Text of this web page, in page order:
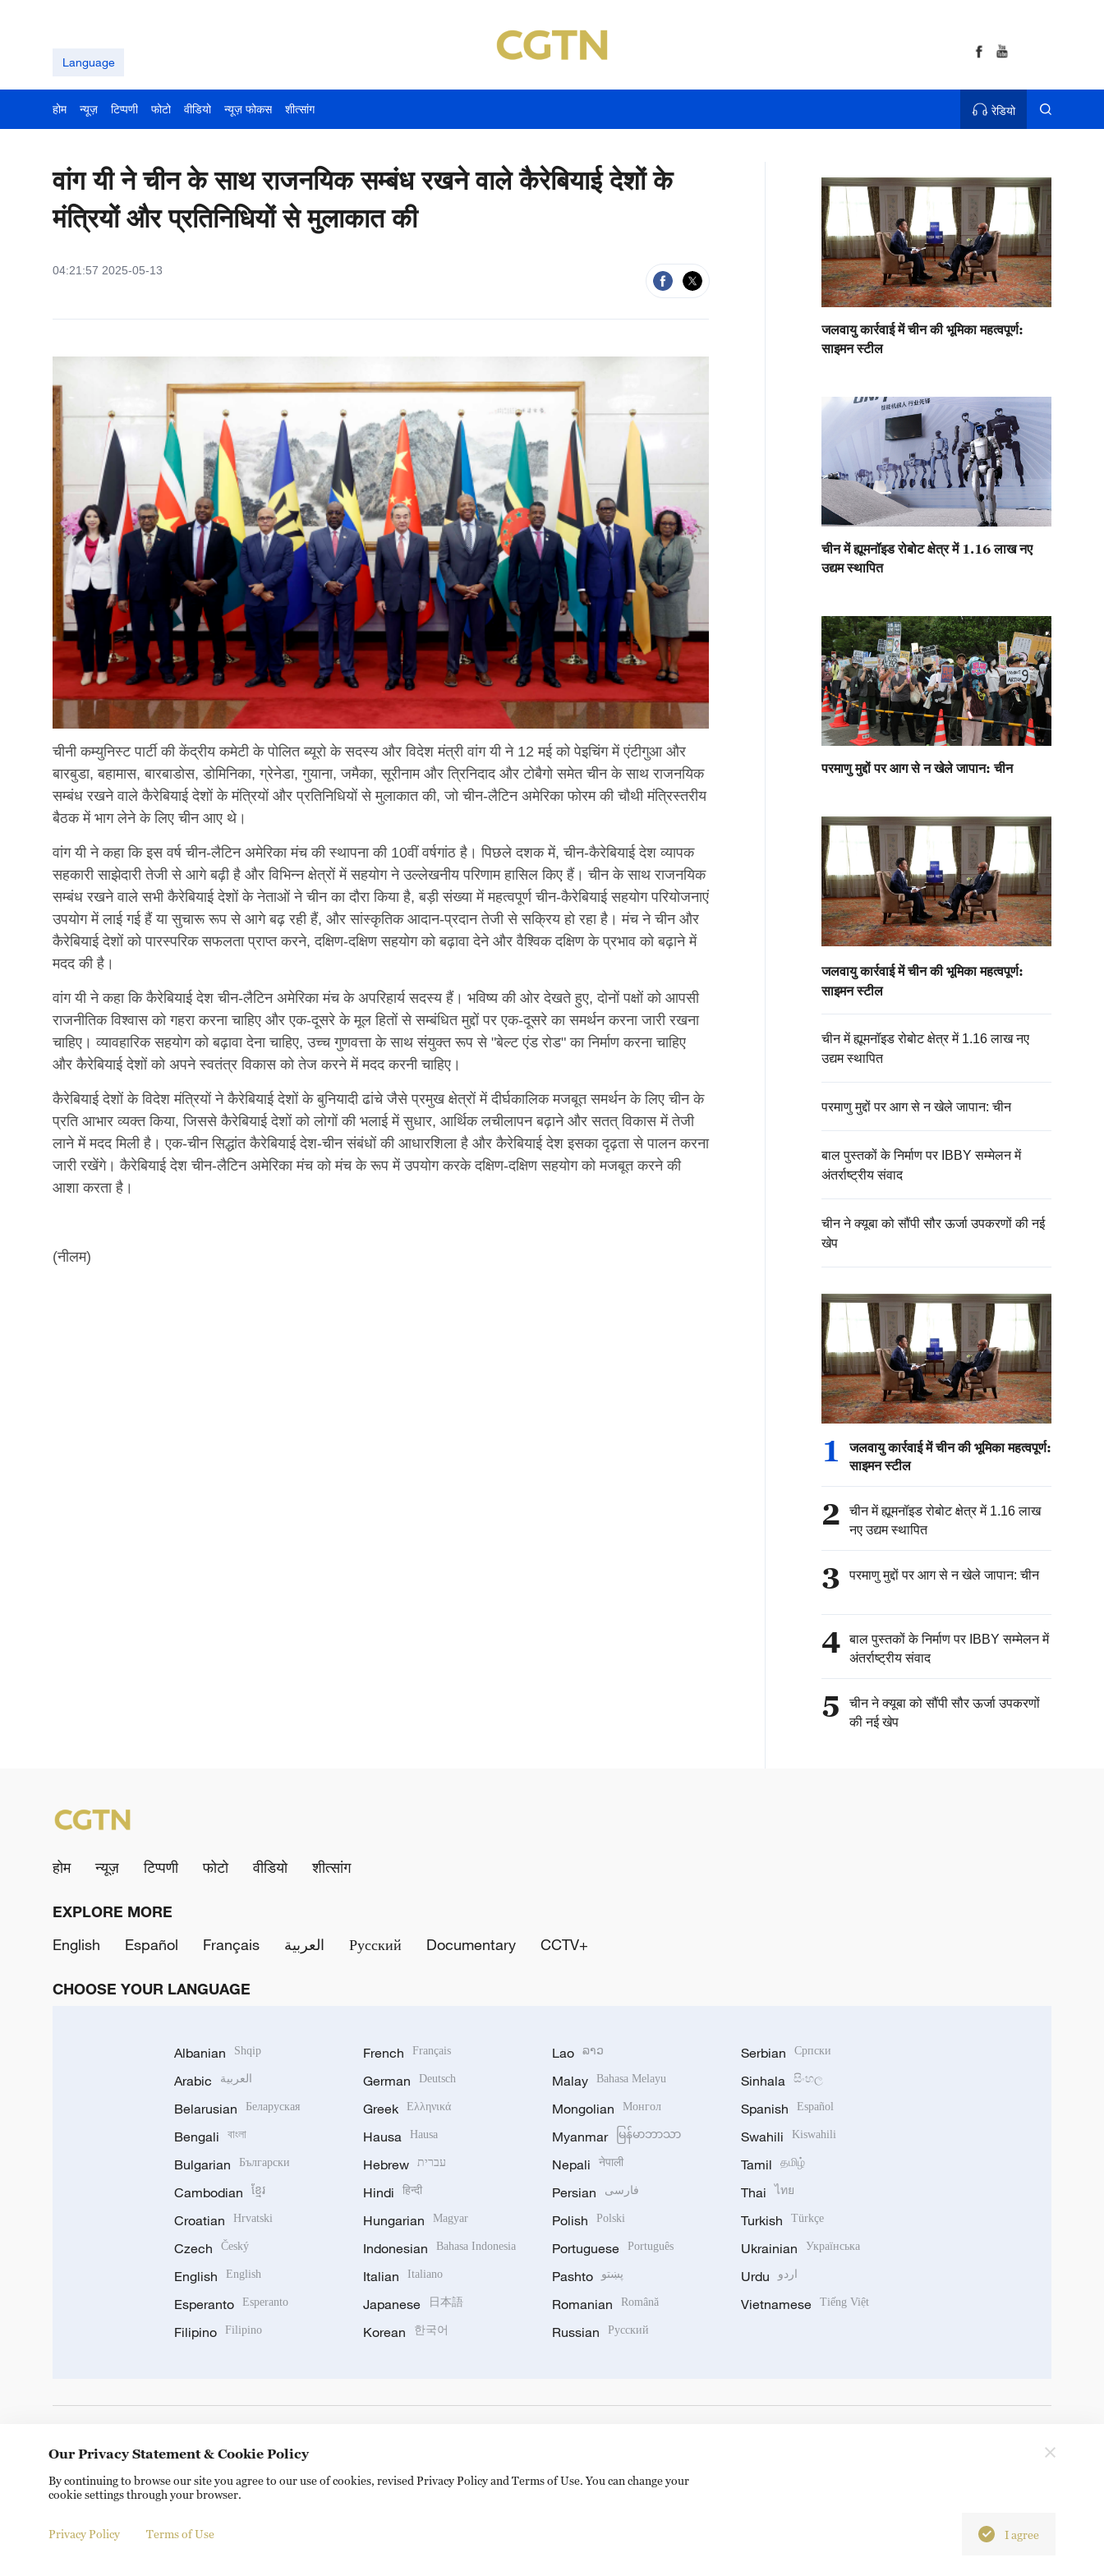
Language
होम न्यूज़ टिप्पणी फोटो वीडियो न्यूज़ फोकस शीत्सांग रेडियो
वांग यी ने चीन के साथ राजनयिक सम्बंध रखने वाले कैरेबियाई देशों के
मंत्रियों और प्रतिनिधियों से मुलाकात की
04:21:57 2025-05-13
चीनी कम्युनिस्ट पार्टी की केंद्रीय कमेटी के पोलित ब्यूरो के सदस्य और विदेश मंत्री वांग यी ने 12 मई को पेइचिंग में एंटीगुआ और
बारबुडा, बहामास, बारबाडोस, डोमिनिका, ग्रेनेडा, गुयाना, जमैका, सूरीनाम और त्रिनिदाद और टोबैगो समेत चीन के साथ राजनयिक
सम्बंध रखने वाले कैरेबियाई देशों के मंत्रियों और प्रतिनिधियों से मुलाकात की, जो चीन-लैटिन अमेरिका फोरम की चौथी मंत्रिस्तरीय
बैठक में भाग लेने के लिए चीन आए थे।
वांग यी ने कहा कि इस वर्ष चीन-लैटिन अमेरिका मंच की स्थापना की 10वीं वर्षगांठ है। पिछले दशक में, चीन-कैरेबियाई देश व्यापक
सहकारी साझेदारी तेजी से आगे बढ़ी है और विभिन्न क्षेत्रों में सहयोग ने उल्लेखनीय परिणाम हासिल किए हैं। चीन के साथ राजनयिक
सम्बंध रखने वाले सभी कैरेबियाई देशों के नेताओं ने चीन का दौरा किया है, बड़ी संख्या में महत्वपूर्ण चीन-कैरेबियाई सहयोग परियोजनाएं
उपयोग में लाई गई हैं या सुचारू रूप से आगे बढ़ रही हैं, और सांस्कृतिक आदान-प्रदान तेजी से सक्रिय हो रहा है। मंच ने चीन और
कैरेबियाई देशों को पारस्परिक सफलता प्राप्त करने, दक्षिण-दक्षिण सहयोग को बढ़ावा देने और वैश्विक दक्षिण के प्रभाव को बढ़ाने में
मदद की है।
वांग यी ने कहा कि कैरेबियाई देश चीन-लैटिन अमेरिका मंच के अपरिहार्य सदस्य हैं। भविष्य की ओर देखते हुए, दोनों पक्षों को आपसी
राजनीतिक विश्वास को गहरा करना चाहिए और एक-दूसरे के मूल हितों से सम्बंधित मुद्दों पर एक-दूसरे का समर्थन करना जारी रखना
चाहिए। व्यावहारिक सहयोग को बढ़ावा देना चाहिए, उच्च गुणवत्ता के साथ संयुक्त रूप से "बेल्ट एंड रोड" का निर्माण करना चाहिए
और कैरेबियाई देशों को अपने स्वतंत्र विकास को तेज करने में मदद करनी चाहिए।
कैरेबियाई देशों के विदेश मंत्रियों ने कैरेबियाई देशों के बुनियादी ढांचे जैसे प्रमुख क्षेत्रों में दीर्घकालिक मजबूत समर्थन के लिए चीन के
प्रति आभार व्यक्त किया, जिससे कैरेबियाई देशों को लोगों की भलाई में सुधार, आर्थिक लचीलापन बढ़ाने और सतत् विकास में तेजी
लाने में मदद मिली है। एक-चीन सिद्धांत कैरेबियाई देश-चीन संबंधों की आधारशिला है और कैरेबियाई देश इसका दृढ़ता से पालन करना
जारी रखेंगे। कैरेबियाई देश चीन-लैटिन अमेरिका मंच को मंच के रूप में उपयोग करके दक्षिण-दक्षिण सहयोग को मजबूत करने की
आशा करता है।
(नीलम)
जलवायु कार्रवाई में चीन की भूमिका महत्वपूर्ण:
साइमन स्टील
चीन में ह्यूमनॉइड रोबोट क्षेत्र में 1.16 लाख नए
उद्यम स्थापित
परमाणु मुद्दों पर आग से न खेले जापान: चीन
जलवायु कार्रवाई में चीन की भूमिका महत्वपूर्ण:
साइमन स्टील
चीन में ह्यूमनॉइड रोबोट क्षेत्र में 1.16 लाख नए
उद्यम स्थापित
परमाणु मुद्दों पर आग से न खेले जापान: चीन
बाल पुस्तकों के निर्माण पर IBBY सम्मेलन में
अंतर्राष्ट्रीय संवाद
चीन ने क्यूबा को सौंपी सौर ऊर्जा उपकरणों की नई
खेप
1
जलवायु कार्रवाई में चीन की भूमिका महत्वपूर्ण:
साइमन स्टील
2
चीन में ह्यूमनॉइड रोबोट क्षेत्र में 1.16 लाख
नए उद्यम स्थापित
3 परमाणु मुद्दों पर आग से न खेले जापान: चीन
4
बाल पुस्तकों के निर्माण पर IBBY सम्मेलन में
अंतर्राष्ट्रीय संवाद
5
चीन ने क्यूबा को सौंपी सौर ऊर्जा उपकरणों
की नई खेप
होम न्यूज़ टिप्पणी फोटो वीडियो शीत्सांग
EXPLORE MORE
English
Español Français العربية Русский Documentary CCTV+
CHOOSE YOUR LANGUAGE
Albanian Shqip
Arabic العربية
Belarusian Беларуская
Bengali বাংলা
Bulgarian Български
Cambodian ខ្មែរ
Croatian Hrvatski
Czech Český
English English
Esperanto Esperanto
Filipino Filipino
French Français
German Deutsch
Greek Ελληνικά
Hausa Hausa
Hebrew עברית
Hindi हिन्दी
Hungarian Magyar
Indonesian Bahasa Indonesia
Italian Italiano
Japanese 日本語
Korean 한국어
Lao ລາວ
Malay Bahasa Melayu
Mongolian Монгол
Myanmar မြန်မာဘာသာ
Nepali नेपाली
Persian فارسی
Polish Polski
Portuguese Português
Pashto پښتو
Romanian Română
Russian Русский
Serbian Српски
Sinhala සිංහල
Spanish Español
Swahili Kiswahili
Tamil தமிழ்
Thai ไทย
Turkish Türkçe
Ukrainian Українська
Urdu اردو
Vietnamese Tiếng Việt
Copyright © 2024 CGTN. 京ICP备20000184号
Our Privacy Statement & Cookie Policy
By continuing to browse our site you agree to our use of cookies, revised Privacy Policy and Terms of Use. You can change your
cookie settings through your browser.
Privacy Policy Terms of Use I agree